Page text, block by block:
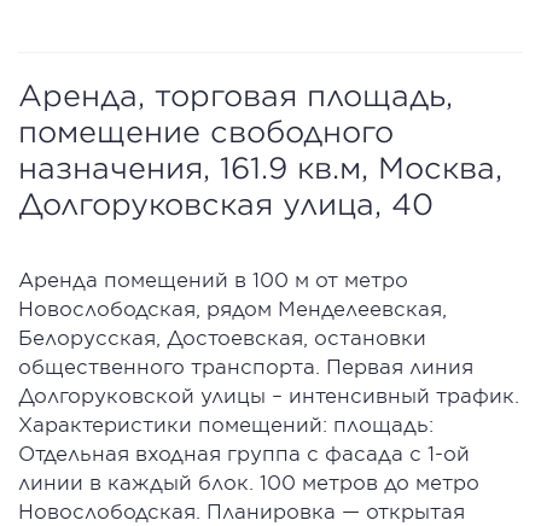
Аренда, торговая площадь,
помещение свободного
назначения, 161.9 кв.м, Москва,
Долгоруковская улица, 40
Аренда помещений в 100 м от метро
Новослободская, рядом Менделеевская,
Белорусская, Достоевская, остановки
общественного транспорта. Первая линия
Долгоруковской улицы – интенсивный трафик.
Характеристики помещений: площадь:
Отдельная входная группа с фасада с 1-ой
линии в каждый блок. 100 метров до метро
Новослободская. Планировка — открытая